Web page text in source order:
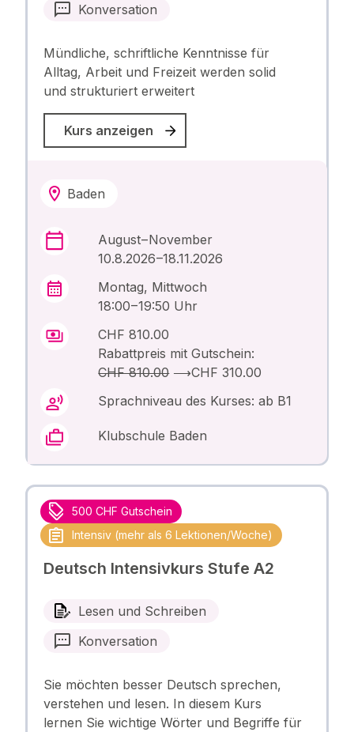
Konversation
Mündliche, schriftliche Kenntnisse für
Alltag, Arbeit und Freizeit werden solid
und strukturiert erweitert
Kurs anzeigen
Baden
August – November
10.8.2026 –18.11.2026
Montag, Mittwoch
18:00 – 19:50 Uhr
CHF 810.00
Rabattpreis mit Gutschein:
CHF 810.00⟶CHF 310.00
Sprachniveau des Kurses: ab B1
Klubschule Baden
500 CHF Gutschein
Intensiv (mehr als 6 Lektionen/Woche)
Deutsch Intensivkurs Stufe A2
Lesen und Schreiben
Konversation
Sie möchten besser Deutsch sprechen,
verstehen und lesen. In diesem Kurs
lernen Sie wichtige Wörter und Begriffe für